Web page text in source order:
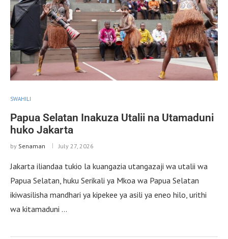
SWAHILI
Papua Selatan Inakuza Utalii na Utamaduni
huko Jakarta
by Senaman July 27, 2026
Jakarta iliandaa tukio la kuangazia utangazaji wa utalii wa
Papua Selatan, huku Serikali ya Mkoa wa Papua Selatan
ikiwasilisha mandhari ya kipekee ya asili ya eneo hilo, urithi
wa kitamaduni …